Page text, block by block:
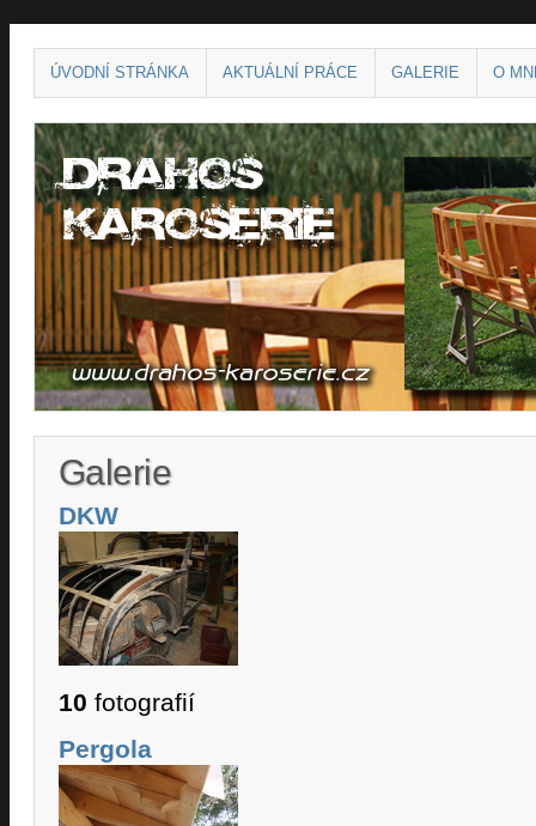
Hlavní menu
PŘESKOČIT NA OBSAH
ÚVODNÍ STRÁNKA AKTUÁLNÍ PRÁCE GALERIE O
Galerie
DKW
10 fotografií
Pergola